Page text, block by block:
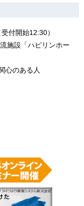
付開始12:30）
施設「ハピリンホー
心のある人